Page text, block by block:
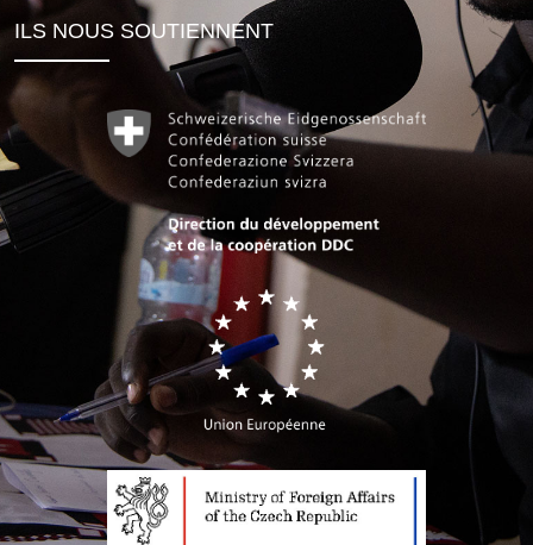
ILS NOUS SOUTIENNENT